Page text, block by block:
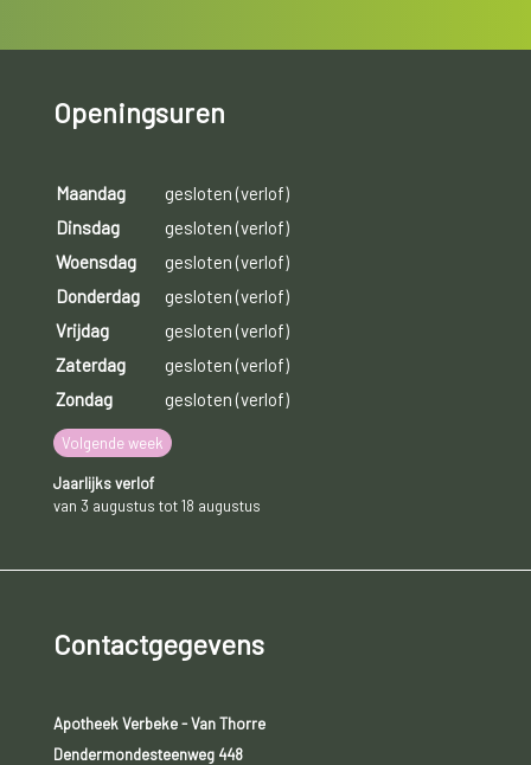
Openingsuren
Maandag
gesloten (verlof)
Dinsdag
gesloten (verlof)
Woensdag
gesloten (verlof)
Donderdag
gesloten (verlof)
Vrijdag
gesloten (verlof)
Zaterdag
gesloten (verlof)
Zondag
gesloten (verlof)
Volgende week
Jaarlijks verlof
van 3 augustus tot 18 augustus
Contactgegevens
Apotheek Verbeke - Van Thorre
Dendermondesteenweg 448